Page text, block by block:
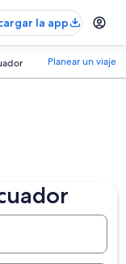
la app
Planear un viaje